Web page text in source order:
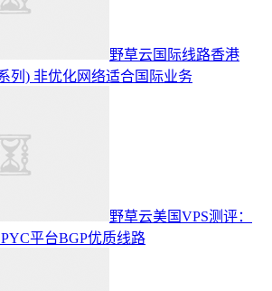
野草云国际线路香港
列) 非优化网络适合国际业务
野草云美国VPS测评：
平台BGP优质线路